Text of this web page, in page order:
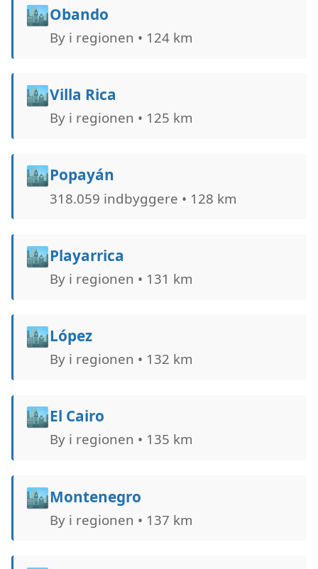
🏙️Obando
By i regionen • 124 km
🏙️Villa Rica
By i regionen • 125 km
🏙️Popayán
318.059 indbyggere • 128 km
🏙️Playarrica
By i regionen • 131 km
🏙️López
By i regionen • 132 km
🏙️El Cairo
By i regionen • 135 km
🏙️Montenegro
By i regionen • 137 km